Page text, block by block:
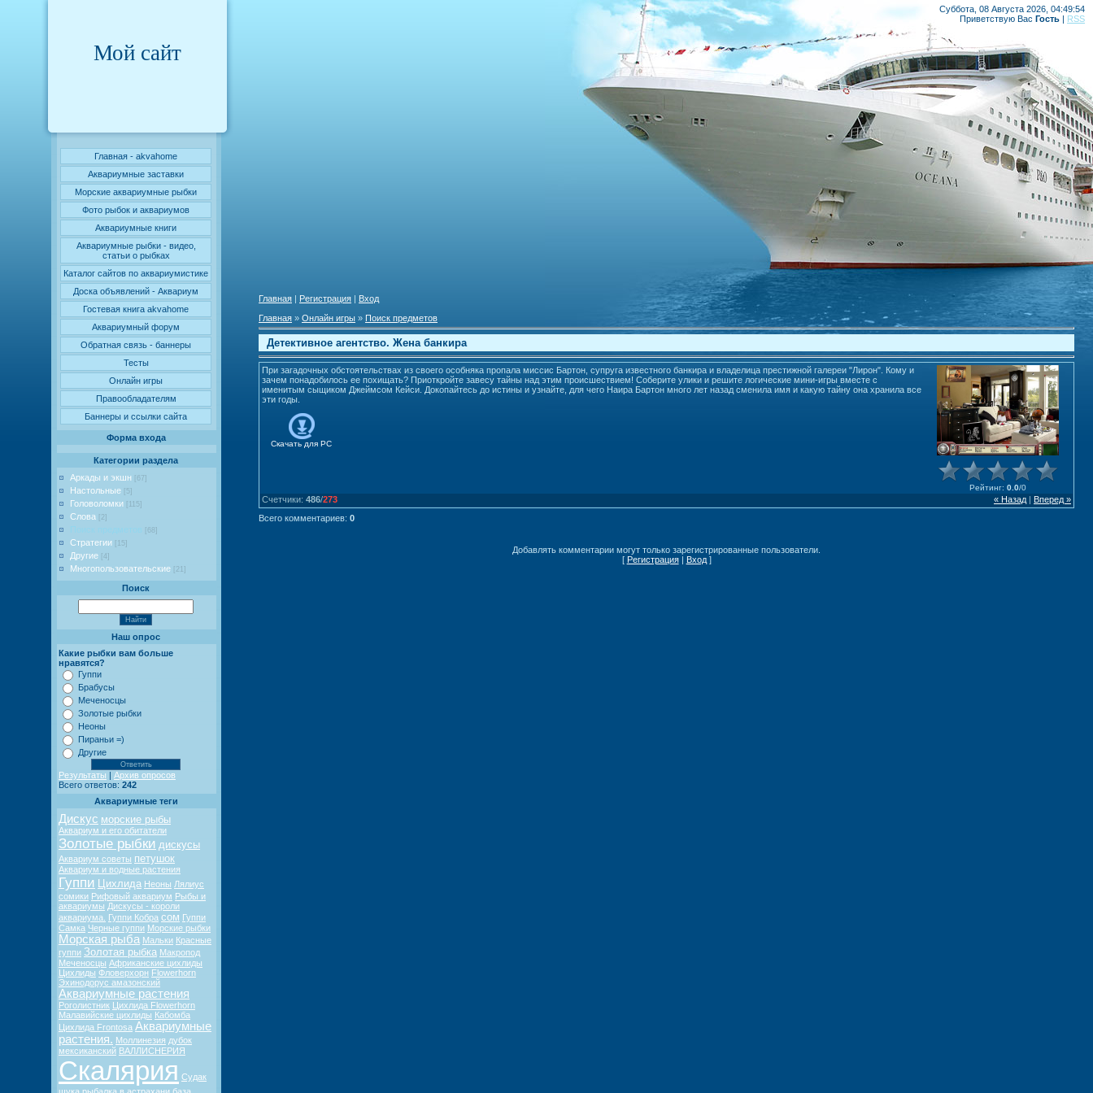
Мой сайт
Главная - akvahome
Аквариумные заставки
Морские аквариумные рыбки
Фото рыбок и аквариумов
Аквариумные книги
Аквариумные рыбки - видео,
статьи о рыбках
Каталог сайтов по аквариумистике
Доска объявлений - Аквариум
Гостевая книга akvahome
Аквариумный форум
Обратная связь - баннеры
Тесты
Онлайн игры
Правообладателям
Баннеры и ссылки сайта
Форма входа
Категории раздела
Аркады и экшн
[67]
Настольные [5]
Головоломки [115]
Слова [2]
[68]
Стратегии [15]
Другие [4]
Многопользовательские [21]
Поиск
Наш опрос
Какие рыбки вам больше
нравятся?
Гуппи
Брабусы
Меченосцы
Золотые рыбки
Неоны
Пираньи =)
Другие
Результаты | Архив опросов
Всего ответов: 242
Аквариумные теги
Дискус морские рыбы
Аквариум и его обитатели
Золотые рыбки дискусы
Аквариум советы петушок
Аквариум и водные растения
Гуппи Цихлида Неоны Лялиус
сомики Рифовый аквариум Рыбы и
аквариумы Дискусы - короли
аквариума. Гуппи Кобра сом Гуппи
Самка Черные гуппи Морские рыбки
Морская рыба Мальки Красные
гуппи Золотая рыбка Макропод
Меченосцы Африканские цихлиды
Цихлиды Фловерхорн Flowerhorn
Эхинодорус амазонский
Аквариумные растения
Роголистник Цихлида Flowerhorn
Малавийские цихлиды Кабомба
Цихлида Frontosa Аквариумные
растения. Моллинезия дубок
мексиканский ВАЛЛИСНЕРИЯ
Скалярия Судак
Суббота, 08 Августа 2026, 04:49:54
Приветствую Вас Гость | RSS
Главная | Регистрация | Вход
Главная » Онлайн игры » Поиск предметов
Детективное агентство. Жена банкира
При загадочных обстоятельствах из своего особняка пропала миссис Бартон, супруга известного банкира и владелица престижной галереи "Лирон". Кому и
зачем понадобилось ее похищать? Приоткройте завесу тайны над этим происшествием! Соберите улики и решите логические мини-игры вместе с
именитым сыщиком Джеймсом Кейси. Докопайтесь до истины и узнайте, для чего Наира Бартон много лет назад сменила имя и какую тайну она хранила все
эти годы.
Скачать для PC
Рейтинг: 0.0/0
« Назад Вперед »
Счетчики: 486/273
Всего комментариев: 0
Добавлять комментарии могут только зарегистрированные пользователи.
[ Регистрация| Вход]